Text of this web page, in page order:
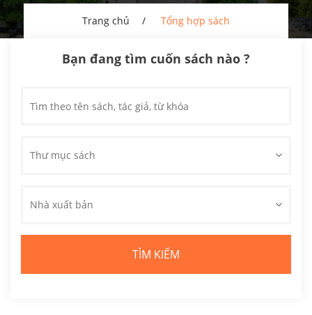
Trang chủ Tổng hợp sách
Bạn đang tìm cuốn sách nào ?
Thư mục sách
Nhà xuất bản